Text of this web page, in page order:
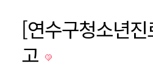
[연수구청소년
고